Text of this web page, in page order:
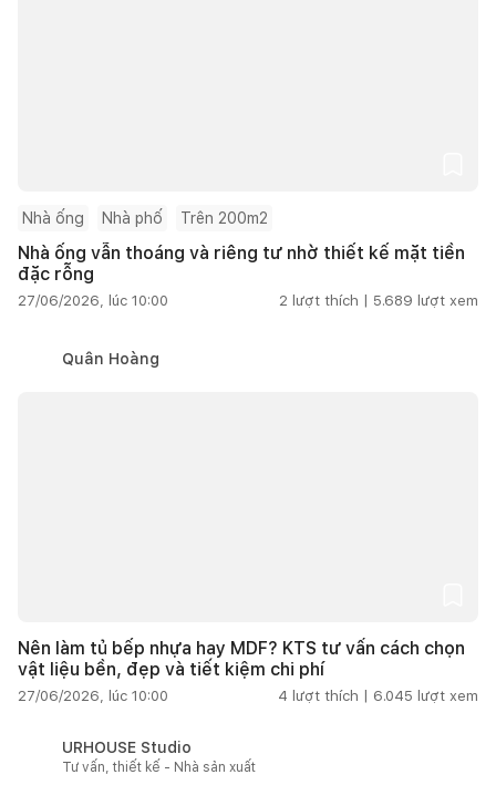
Nhà ống Nhà phố Trên 200m2
Nhà ống vẫn thoáng và riêng tư nhờ thiết kế mặt tiền
đặc rỗng
27/06/2026, lúc 10:00 2 lượt thích | 5.689 lượt xem
Quân Hoàng
Nên làm tủ bếp nhựa hay MDF? KTS tư vấn cách chọn
vật liệu bền, đẹp và tiết kiệm chi phí
27/06/2026, lúc 10:00 4 lượt thích | 6.045 lượt xem
URHOUSE Studio
Tư vấn, thiết kế - Nhà sản xuất